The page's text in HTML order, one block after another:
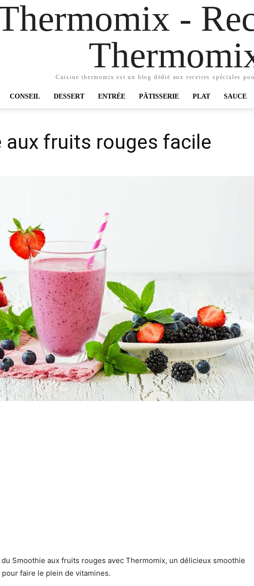
-
Cuisine thermomix est un blog dédié aux recettes spéciales
CONSEIL DESSERT ENTRÉE PÂTISSERIE PLAT SAUCE
aux fruits rouges facile
Smoothie aux fruits rouges avec Thermomix, un délicieux smoothie
faire le plein de vitamines.